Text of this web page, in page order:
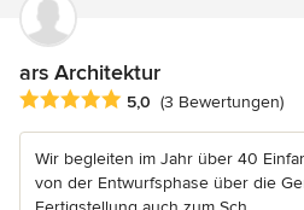
ars Architektur
Durchschnittliche Bewertung: 5
5,0 (3 Bewertungen)
Wir begleiten im Jahr über 40
von der Entwurfsphase über die